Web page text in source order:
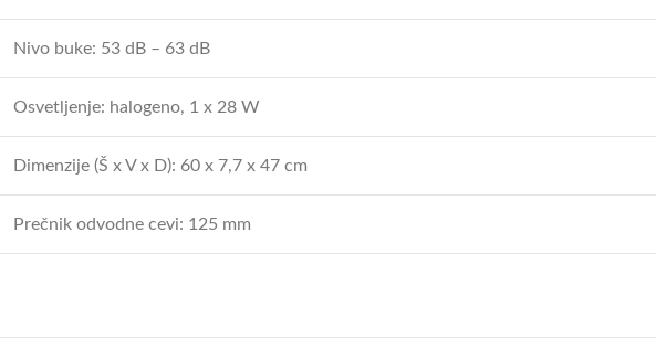
Nivo buke: 53 dB – 63 dB
Osvetljenje: halogeno, 1 x 28 W
Dimenzije (Š x V x D): 60 x 7,7 x 47 cm
Prečnik odvodne cevi: 125 mm